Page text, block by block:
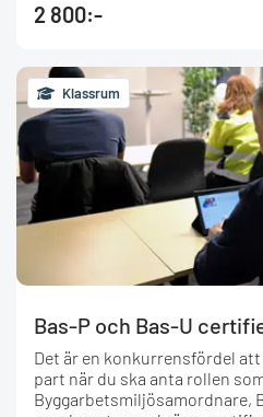
2 800:-
Klassrum
Bas-P och Bas-U
Det är en konkurrensfördel
part när du ska anta rollen
Byggarbetsmiljösamordnare,